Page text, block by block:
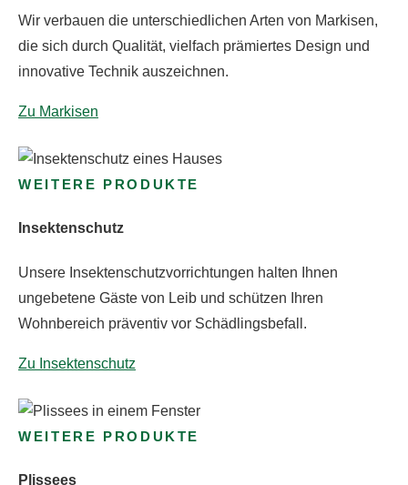
Wir verbauen die unterschiedlichen Arten von Markisen,
die sich durch Qualität, vielfach prämiertes Design und
innovative Technik auszeichnen.
Zu Markisen
WEITERE PRODUKTE
Insektenschutz
Unsere Insektenschutzvorrichtungen halten Ihnen
ungebetene Gäste von Leib und schützen Ihren
Wohnbereich präventiv vor Schädlingsbefall.
Zu Insektenschutz
WEITERE PRODUKTE
Plissees